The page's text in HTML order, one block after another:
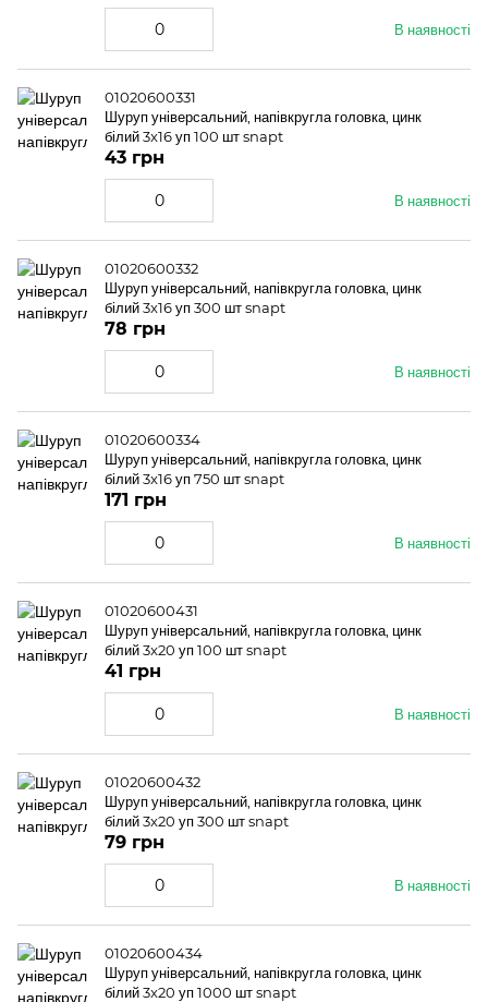
В наявності
01020600331
Шуруп універсальний, напівкругла головка, цинк
білий 3x16 уп 100 шт snapt
В наявності
43 грн
01020600332
Шуруп універсальний, напівкругла головка, цинк
білий 3x16 уп 300 шт snapt
В наявності
78 грн
01020600334
Шуруп універсальний, напівкругла головка, цинк
білий 3x16 уп 750 шт snapt
В наявності
171 грн
01020600431
Шуруп універсальний, напівкругла головка, цинк
білий 3x20 уп 100 шт snapt
В наявності
41 грн
01020600432
Шуруп універсальний, напівкругла головка, цинк
білий 3x20 уп 300 шт snapt
В наявності
79 грн
01020600434
Шуруп універсальний, напівкругла головка, цинк
білий 3x20 уп 1000 шт snapt